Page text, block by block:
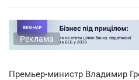
Реклама
Премьер-министр Владимир